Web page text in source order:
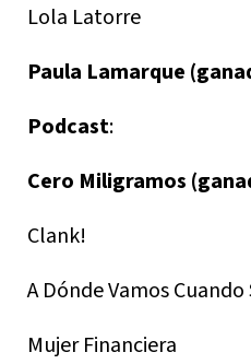
Lola Latorre
Paula Lamarque
Podcast:
Cero Miligramos
Clank!
A Dónde Vamos
Mujer Financiera